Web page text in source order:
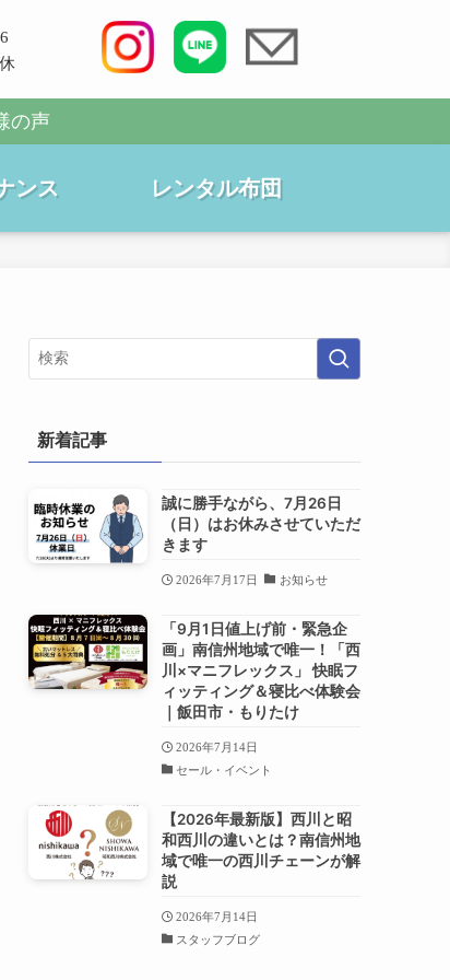
の声
ンス レンタル布団
新着記事
誠に勝手ながら、7月26日
（日）はお休みさせていただ
きます
2026年7月17日 お知らせ
「9月1日値上げ前・緊急企
画」南信州地域で唯一！「西
川×マニフレックス」 快眠フ
ィッティング＆寝比べ体験会
｜飯田市・もりたけ
2026年7月14日
セール・イベント
【2026年最新版】西川と昭
和西川の違いとは？南信州地
域で唯一の西川チェーンが解
説
2026年7月14日
スタッフブログ